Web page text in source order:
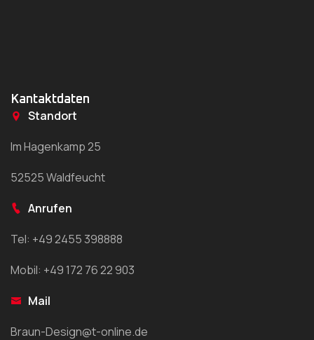
Kantaktdaten
Standort
Im Hagenkamp 25
52525 Waldfeucht
Anrufen
Tel: +49 2455 398888
Mobil: +49 172 76 22 903
Mail
Braun-Design@t-online.de